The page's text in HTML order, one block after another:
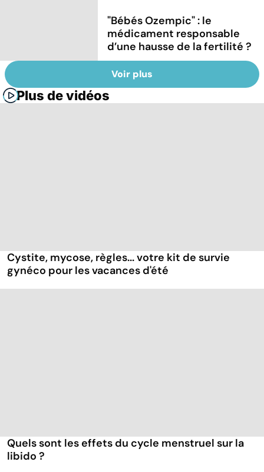
"Bébés Ozempic" : le
médicament responsable
d’une hausse de la fertilité ?
Voir plus
Plus de vidéos
Cystite, mycose, règles... votre kit de survie
gynéco pour les vacances d'été
Quels sont les effets du cycle menstruel sur la
libido ?